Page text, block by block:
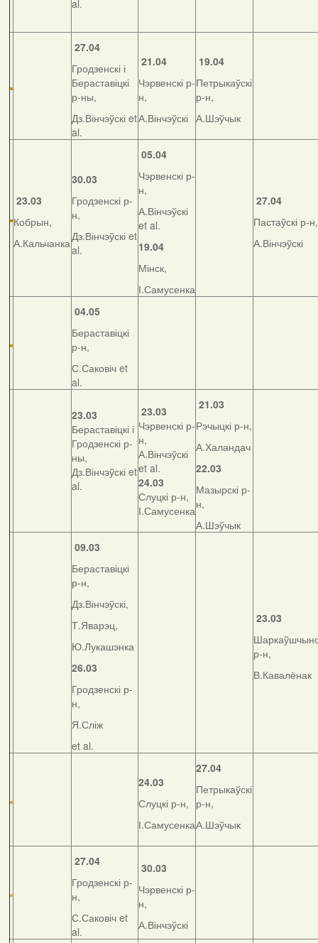
al.
27.04
Гродзенскі і
Бераставіцкі
р-ны,
Дз.Вінчэўскі et
al.
21.04
Чэрвенскі р-
н,
А.Вінчэўскі
19.04
Петрыкаўскі
р-н,
А.Шэўчык
23.03
Кобрын,
А.Кальчанка
30.03
Гродзенскі р-
н,
Дз.Вінчэўскі et
al.
05.04
Чэрвенскі р-
н,
А.Вінчэўскі
et al.
19.04
Мінск,
І.Самусенка
27.04
Пастаўскі р-н,
А.Вінчэўскі
04.05
Бераставіцкі
р-н,
С.Саковіч et
al.
23.03
Бераставіцкі і
Гродзенскі р-
ны,
Дз.Вінчэўскі et
al.
23.03
Чэрвенскі р-
н,
А.Вінчэўскі
et al.
24.03
Слуцкі р-н,
І.Самусенка
21.03
Рэчыцкі р-н,
А.Халандач
22.03
Мазырскі р-
н,
А.Шэўчык
09.03
Бераставіцкі
р-н,
Дз.Вінчэўскі,
Т.Яварэц,
Ю.Лукашэнка
26.03
Гродзенскі р-
н,
Я.Сліж
et al.
23.03
р-н,
В.Кавалёнак
24.03
Слуцкі р-н,
І.Самусенка
27.04
Петрыкаўскі
р-н,
А.Шэўчык
27.04
Гродзенскі р-
н,
С.Саковіч et
al.
30.03
Чэрвенскі р-
н,
А.Вінчэўскі